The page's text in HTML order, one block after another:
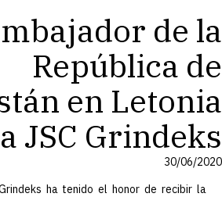
de la
República de
en Letonia
JSC Grindeks
30/06/2020
ha tenido el honor de recibir la